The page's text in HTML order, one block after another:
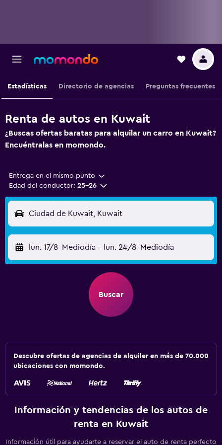
Estadísticas Directorio de agencias Preguntas frecuentes
Renta de autos en Kuwait
¿Buscas ofertas baratas para alquilar un carro en Kuwait?
Encuéntralas en momondo.
Entrega en el mismo punto
Edad del conductor: 25-26
Ciudad de Kuwait, Kuwait
lun. 17/8 Mediodía - lun. 24/8 Mediodía
Buscar
Descubre ofertas de agencias de alquiler en más de 70.000
ubicaciones con momondo.
Información y tendencias de los autos de
renta en Kuwait
Información útil para ayudarte a reservar el auto de renta perfecto